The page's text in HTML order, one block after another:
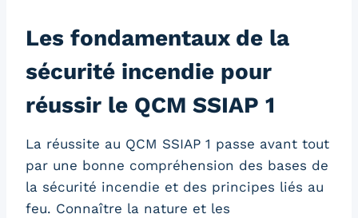
Les fondamentaux de la
sécurité incendie pour
réussir le QCM SSIAP 1
La réussite au QCM SSIAP 1 passe avant tout
par une bonne compréhension des bases de
la sécurité incendie et des principes liés au
feu. Connaître la nature et les